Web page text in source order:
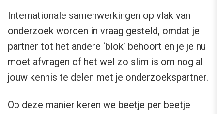
Internationale samenwerkingen op vlak van
onderzoek worden in vraag gesteld, omdat je
partner tot het andere ‘blok’ behoort en je je nu
moet afvragen of het wel zo slim is om nog al
jouw kennis te delen met je onderzoekspartner.
Op deze manier keren we beetje per beetje